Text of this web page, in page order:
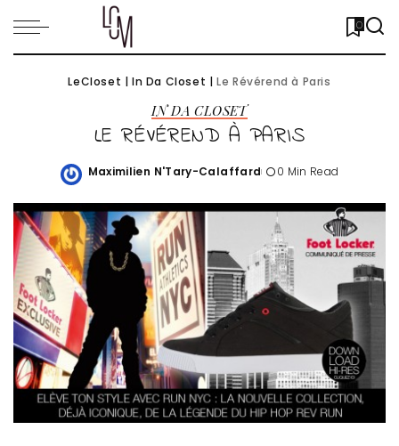
0
LeCloset |In Da Closet |Le Révérend à Paris
IN DA CLOSET
LE RÉVÉREND À PARIS
Posted
Maximilien N'Tary-Calaffard 0 Min Read